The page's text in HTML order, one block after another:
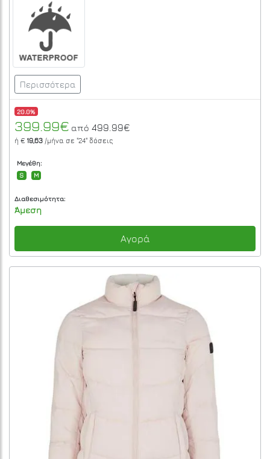
Περισσότερα
20.0%
399.99€ από 499.99€
ή € 19,63 /μήνα σε "24" δόσεις
Μεγέθη:
S
M
Διαθεσιμότητα:
Άμεση
Αγορά